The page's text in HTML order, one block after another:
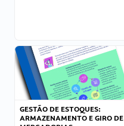
GESTÃO DE ESTOQUES:
ARMAZENAMENTO E GIRO DE